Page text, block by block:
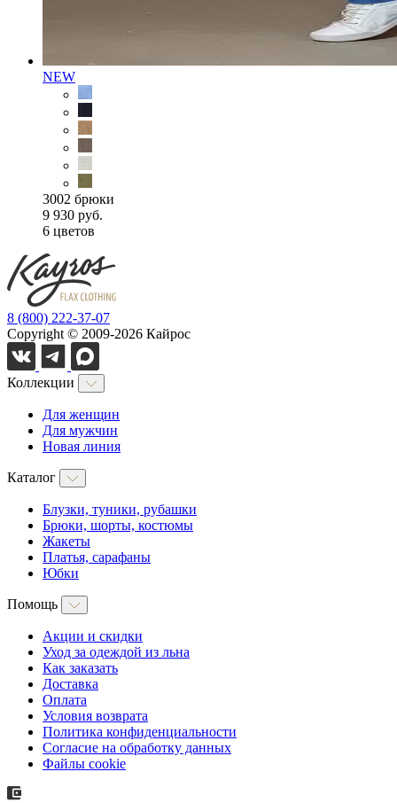
NEW
3002 брюки
9 930 руб.
6 цветов
8 (800) 222-37-07
Copyright © 2009-2026 Кайрос
Коллекции
Для женщин
Для мужчин
Новая линия
Каталог
Блузки, туники, рубашки
Брюки, шорты, костюмы
Жакеты
Платья, сарафаны
Юбки
Помощь
Акции и скидки
Уход за одеждой из льна
Как заказать
Доставка
Оплата
Условия возврата
Политика конфиденциальности
Согласие на обработку данных
Файлы cookie